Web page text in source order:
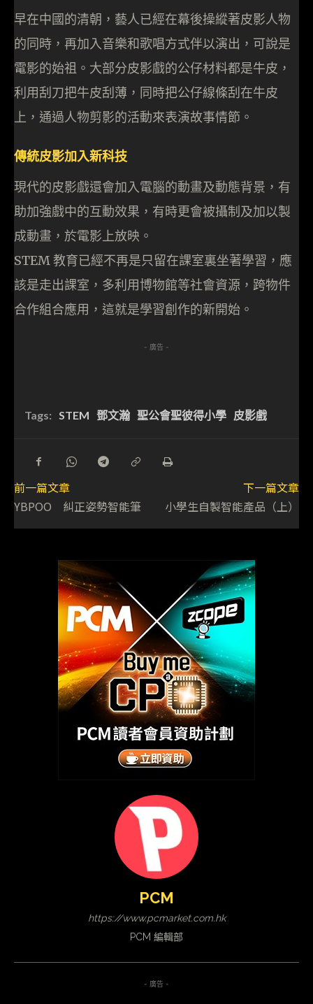
早在中國的清朝，藝人已經在幕後操縱著皮影人物
的同時，再加入音樂和歌唱方式伴以演出，可說是
電影的始祖。大部分皮影戲的公仔材料都是牛皮，
利用刮刀把牛皮刮薄，同時把公仔線條刮在牛皮
上，通過人物剪影的活動來表演故事情節。
傳統皮影加入新科技
現代的皮影戲還會加入電腦的動畫及動態背景，有
助加強戲中的互動效果，有時更會被攝制及加以製
成動畫，於電影上放映。
STEM 教育已經不再是只留在課室裏坐著學習，應
該是走出課室，多利用博物館等社會資源，跨物件
合作組合應用，這就是學習創作的新開始。
- 廣告 -
Tags: STEM 鄧文瀚 聖公會聖彼得小學 皮影戲
前一篇文章
YBPOO 糾正姿勢智能筆
下一篇文章
小學生自製智能產品（上）
PCM
https://www.pcmarket.com.hk
PCM 編輯部
- 廣告 -